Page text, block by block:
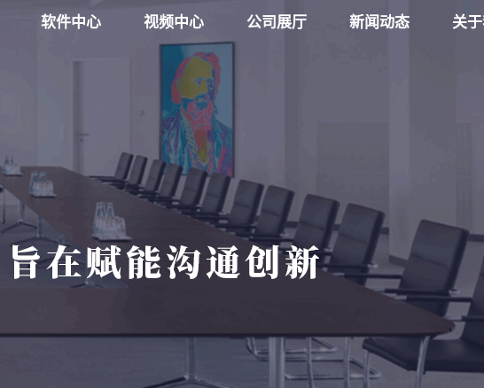
软件中心 视频中心 公司展厅 新闻动态 关